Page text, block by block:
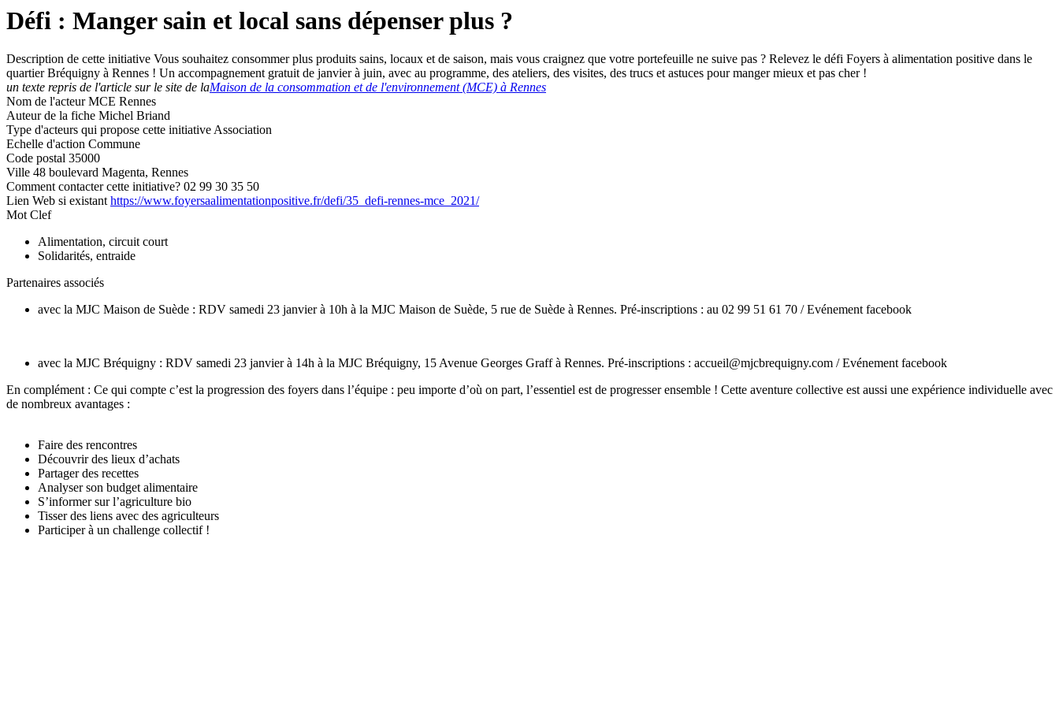
Défi : Manger sain et local sans dépenser plus ?
Description de cette initiative Vous souhaitez consommer plus produits sains, locaux et de saison, mais vous craignez que votre portefeuille ne suive pas ? Relevez le défi Foyers à alimentation positive dans le
quartier Bréquigny à Rennes ! Un accompagnement gratuit de janvier à juin, avec au programme, des ateliers, des visites, des trucs et astuces pour manger mieux et pas cher !
un texte repris de l'article sur le site de laMaison de la consommation et de l'environnement (MCE) à Rennes
Nom de l'acteur MCE Rennes
Auteur de la fiche Michel Briand
Type d'acteurs qui propose cette initiativeAssociation
Echelle d'action Commune
Code postal 35000
Ville 48 boulevard Magenta, Rennes
Comment contacter cette initiative? 02 99 30 35 50
Lien Web si existant https://www.foyersaalimentationpositive.fr/defi/35_defi-rennes-mce_2021/
Mot Clef
Alimentation, circuit court
Solidarités, entraide
Partenaires associés
avec la MJC Maison de Suède : RDV samedi 23 janvier à 10h à la MJC Maison de Suède, 5 rue de Suède à Rennes. Pré-inscriptions : au 02 99 51 61 70 / Evénement facebook
avec la MJC Bréquigny : RDV samedi 23 janvier à 14h à la MJC Bréquigny, 15 Avenue Georges Graff à Rennes. Pré-inscriptions : accueil@mjcbrequigny.com / Evénement facebook
En complément : Ce qui compte c’est la progression des foyers dans l’équipe : peu importe d’où on part, l’essentiel est de progresser ensemble ! Cette aventure collective est aussi une expérience individuelle avec
de nombreux avantages :
Faire des rencontres
Découvrir des lieux d’achats
Partager des recettes
Analyser son budget alimentaire
S’informer sur l’agriculture bio
Tisser des liens avec des agriculteurs
Participer à un challenge collectif !